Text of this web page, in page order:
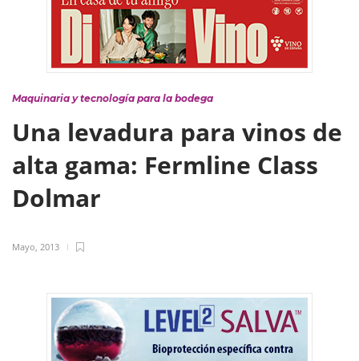
Maquinaria y tecnología para la bodega
Una levadura para vinos de
alta gama: Fermline Class
Dolmar
Mayo, 2013